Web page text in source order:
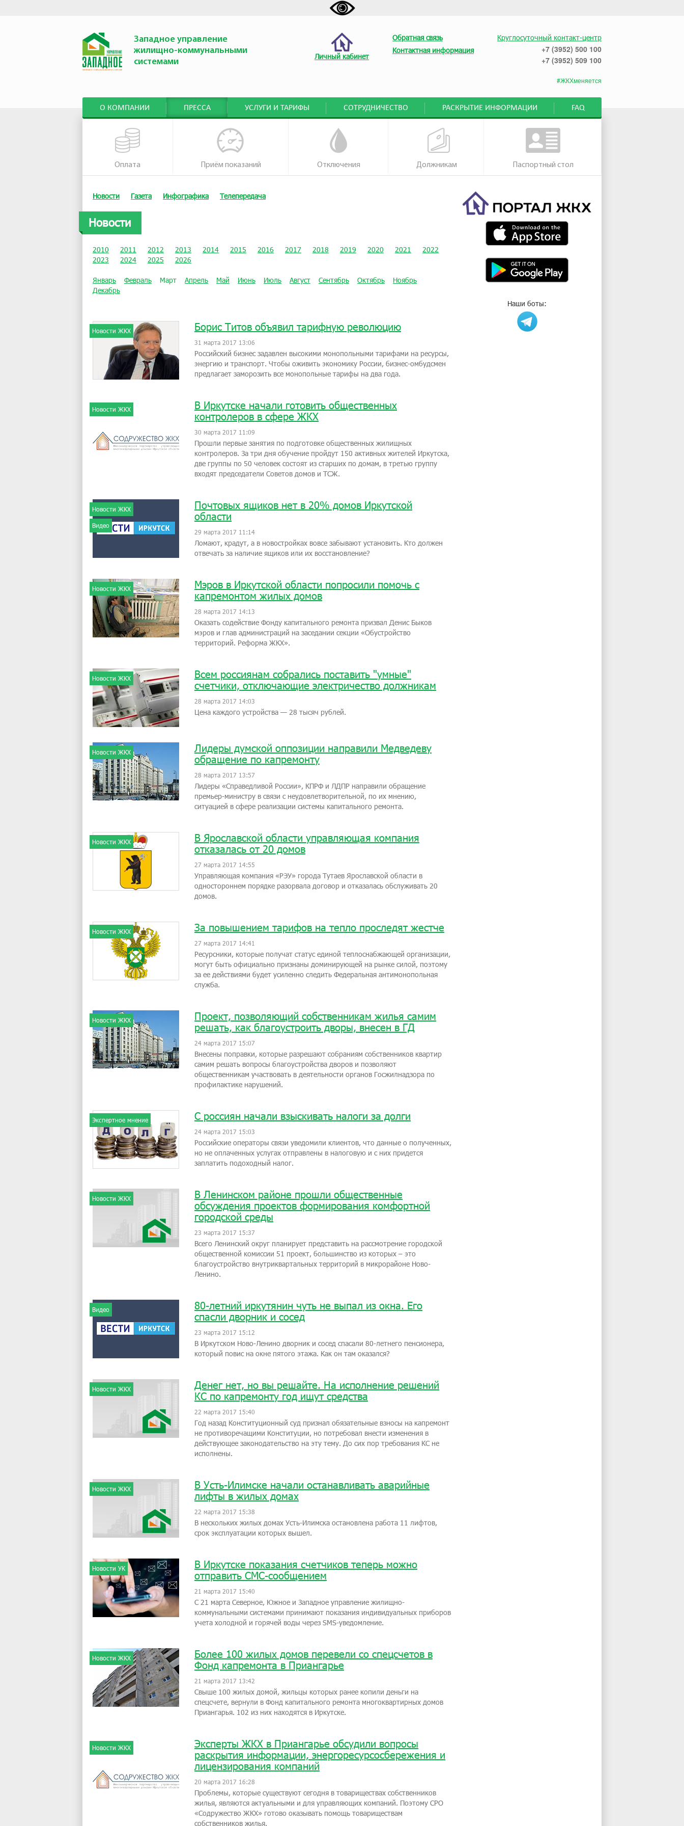
Западное управление
жилищно-коммунальными
системами
Личный кабинет
Обратная связь
Контактная информация
Круглосуточный контакт-центр
+7 (3952) 500 100
+7 (3952) 509 100
#ЖКХменяется
О КОМПАНИИ ПРЕССА УСЛУГИ И ТАРИФЫ СОТРУДНИЧЕСТВО РАСКРЫТИЕ ИНФОРМАЦИИ FAQ
Оплата Приём показаний Отключения Должникам Паспортный стол
Наши боты:
Новости Газета Инфографика Телепередача
Новости
2010 2011 2012 2013 2014 2015 2016 2017 2018 2019 2020 2021
2022
2023
2024 2025 2026
Январь Февраль Март Апрель Май Июнь Июль Август Сентябрь Октябрь
Ноябрь
Декабрь
Новости ЖКХ Борис Титов объявил тарифную революцию
31 марта 2017 13:06
Российский бизнес задавлен высокими монопольными тарифами на ресурсы,
энергию и транспорт. Чтобы оживить экономику России, бизнес-омбудсмен
предлагает заморозить все монопольные тарифы на два года.
Новости ЖКХ
В Иркутске начали готовить общественных
контролеров в сфере ЖКХ
30 марта 2017 11:09
Прошли первые занятия по подготовке общественных жилищных
контролеров. За три дня обучение пройдут 150 активных жителей Иркутска,
две группы по 50 человек состоят из старших по домам, в третью группу
входят председатели Советов домов и ТСЖ.
Новости ЖКХ
Видео
Почтовых ящиков нет в 20% домов Иркутской
области
29 марта 2017 11:14
Ломают, крадут, а в новостройках вовсе забывают установить. Кто должен
отвечать за наличие ящиков или их восстановление?
Новости ЖКХ
Мэров в Иркутской области попросили помочь с
капремонтом жилых домов
28 марта 2017 14:13
Оказать содействие Фонду капитального ремонта призвал Денис Быков
мэров и глав администраций на заседании секции «Обустройство
территорий. Реформа ЖКХ».
Новости ЖКХ
Всем россиянам собрались поставить "умные"
счетчики, отключающие электричество должникам
28 марта 2017 14:03
Цена каждого устройства — 28 тысяч рублей.
Новости ЖКХ
Лидеры думской оппозиции направили Медведеву
обращение по капремонту
28 марта 2017 13:57
Лидеры «Справедливой России», КПРФ и ЛДПР направили обращение
премьер-министру в связи с неудовлетворительной, по их мнению,
ситуацией в сфере реализации системы капитального ремонта.
Новости ЖКХ
В Ярославской области управляющая компания
отказалась от 20 домов
27 марта 2017 14:55
Управляющая компания «РЭУ» города Тутаев Ярославской области в
одностороннем порядке разорвала договор и отказалась обслуживать 20
домов.
Новости ЖКХ За повышением тарифов на тепло проследят жестче
27 марта 2017 14:41
Ресурсники, которые получат статус единой теплоснабжающей организации,
могут быть официально признаны доминирующей на рынке силой, поэтому
за ее действиями будет усиленно следить Федеральная антимонопольная
служба.
Новости ЖКХ
Проект, позволяющий собственникам жилья самим
решать, как благоустроить дворы, внесен в ГД
24 марта 2017 15:07
Внесены поправки, которые разрешают собраниям собственников квартир
самим решать вопросы благоустройства дворов и позволяют
общественникам участвовать в деятельности органов Госжилнадзора по
профилактике нарушений.
Экспертное мнение С россиян начали взыскивать налоги за долги
24 марта 2017 15:03
Российские операторы связи уведомили клиентов, что данные о полученных,
но не оплаченных услугах отправлены в налоговую и с них придется
заплатить подоходный налог.
Новости ЖКХ
В Ленинском районе прошли общественные
обсуждения проектов формирования комфортной
городской среды
23 марта 2017 15:37
Всего Ленинский округ планирует представить на рассмотрение городской
общественной комиссии 51 проект, большинство из которых – это
благоустройство внутриквартальных территорий в микрорайоне Ново-
Ленино.
Видео
80-летний иркутянин чуть не выпал из окна. Его
спасли дворник и сосед
23 марта 2017 15:12
В Иркутском Ново-Ленино дворник и сосед спасали 80-летнего пенсионера,
который повис на окне пятого этажа. Как он там оказался?
Новости ЖКХ
Денег нет, но вы решайте. На исполнение решений
КС по капремонту год ищут средства
22 марта 2017 15:40
Год назад Конституционный суд признал обязательные взносы на капремонт
не противоречащими Конституции, но потребовал внести изменения в
действующее законодательство на эту тему. До сих пор требования КС не
исполнены.
Новости ЖКХ
В Усть-Илимске начали останавливать аварийные
лифты в жилых домах
22 марта 2017 15:38
В нескольких жилых домах Усть-Илимска остановлена работа 11 лифтов,
срок эксплуатации которых вышел.
Новости УК
В Иркутске показания счетчиков теперь можно
отправить СМС-сообщением
21 марта 2017 15:40
С 21 марта Северное, Южное и Западное управление жилищно-
коммунальными системами принимают показания индивидуальных приборов
учета холодной и горячей воды через SMS-уведомление.
Новости ЖКХ
Более 100 жилых домов перевели со спецсчетов в
Фонд капремонта в Приангарье
21 марта 2017 13:42
Свыше 100 жилых домой, жильцы которых ранее копили деньги на
спецсчете, вернули в Фонд капитального ремонта многоквартирных домов
Приангарья. 102 из них находятся в Иркутске.
Новости ЖКХ
Эксперты ЖКХ в Приангарье обсудили вопросы
раскрытия информации, энергоресурсосбережения и
лицензирования компаний
20 марта 2017 16:28
Проблемы, которые существуют сегодня в товариществах собственников
жилья, являются актуальными и для управляющих компаний. Поэтому СРО
«Содружество ЖКХ» готово оказывать помощь товариществам
собственников жилья.